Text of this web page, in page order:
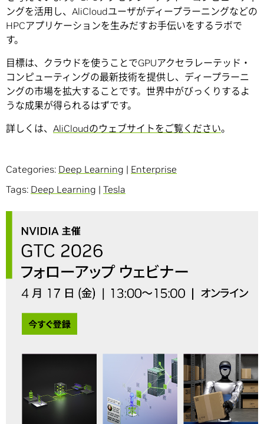
ングを活用し、AliCloudユーザがディープラーニングなどの
HPCアプリケーションを生みだすお手伝いをするラボで
す。
目標は、クラウドを使うことでGPUアクセラレーテッド・
コンピューティングの最新技術を提供し、ディープラーニ
ングの市場を拡大することです。世界中がびっくりするよ
うな成果が得られるはずです。
詳しくは、 AliCloudのウェブサイトをご覧ください。
Categories: Deep Learning | Enterprise
Tags: Deep Learning | Tesla